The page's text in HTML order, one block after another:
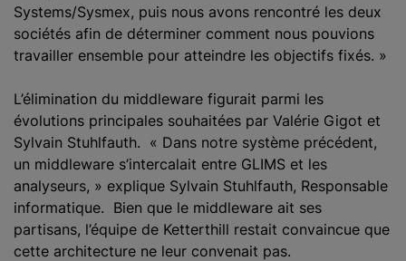
Systems/Sysmex, puis nous avons rencontré les deux
sociétés afin de déterminer comment nous pouvions
travailler ensemble pour atteindre les objectifs fixés. »
L’élimination du middleware figurait parmi les
évolutions principales souhaitées par Valérie Gigot et
Sylvain Stuhlfauth. « Dans notre système précédent,
un middleware s’intercalait entre GLIMS et les
analyseurs, » explique Sylvain Stuhlfauth, Responsable
informatique. Bien que le middleware ait ses
partisans, l’équipe de Ketterthill restait convaincue que
cette architecture ne leur convenait pas.